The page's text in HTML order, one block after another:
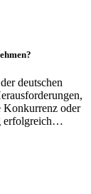
deutschen
Konkurrenz oder
erfolgreich…